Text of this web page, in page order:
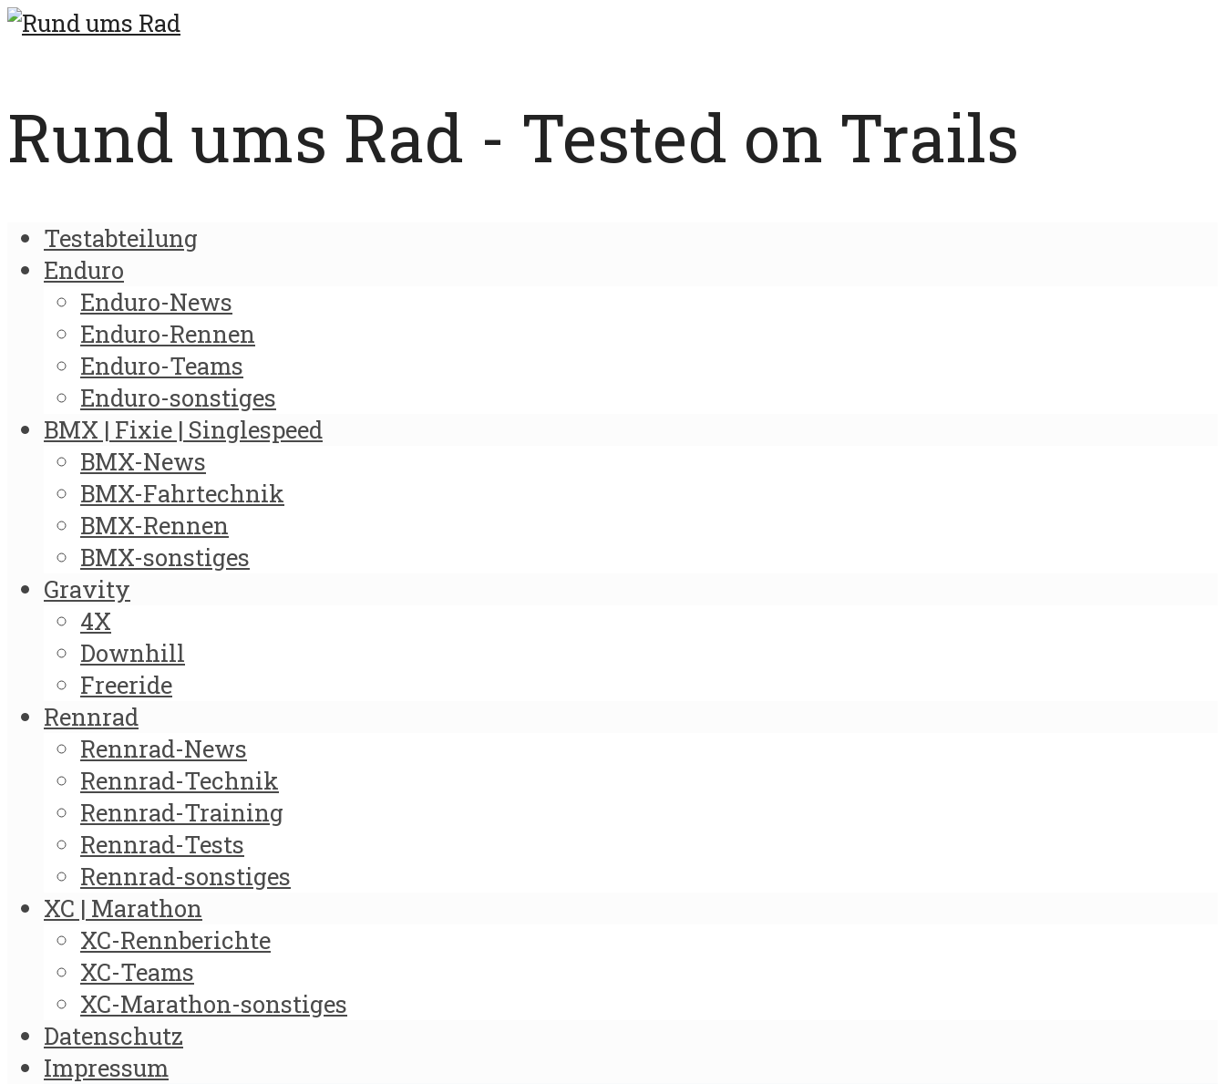
Rund ums Rad - Tested on Trails
Testabteilung
Enduro
Enduro-News
Enduro-Rennen
Enduro-Teams
Enduro-sonstiges
BMX | Fixie | Singlespeed
BMX-News
BMX-Fahrtechnik
BMX-Rennen
BMX-sonstiges
Gravity
4X
Downhill
Freeride
Rennrad
Rennrad-News
Rennrad-Technik
Rennrad-Training
Rennrad-Tests
Rennrad-sonstiges
XC | Marathon
XC-Rennberichte
XC-Teams
XC-Marathon-sonstiges
Datenschutz
Impressum